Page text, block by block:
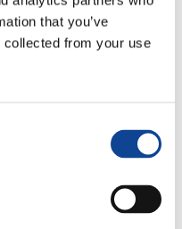
that you’ve
collected from your use